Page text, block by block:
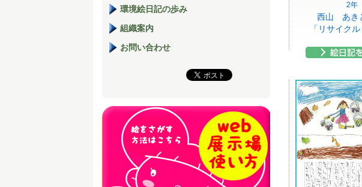
2年
西山 あき
「リサイクル
環境絵日記の歩み
組織案内
お問い合わせ